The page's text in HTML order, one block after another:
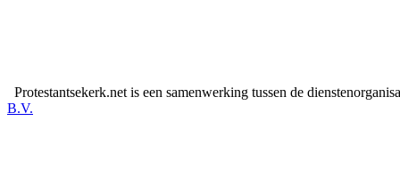
Protestantsekerk.net is een samenwerking tussen de
B.V.